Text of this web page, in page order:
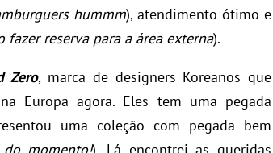
hummm), atendimento ótimo e
fazer reserva para a área externa).
Zero, marca de designers Koreanos que
Europa agora. Eles tem uma pegada
uma coleção com pegada bem